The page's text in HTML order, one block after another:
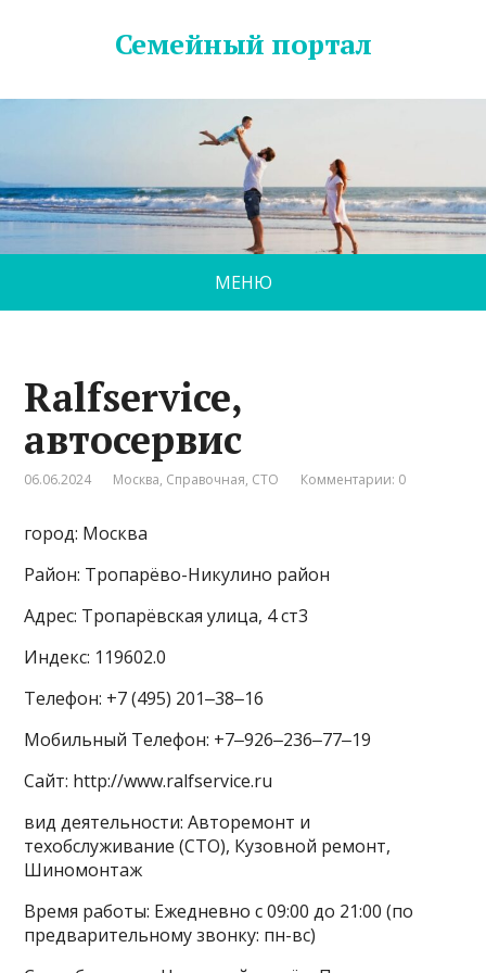
Семейный портал
МЕНЮ
Ralfservice,
автосервис
06.06.2024 Москва, Справочная, СТО Комментарии: 0
город: Москва
Район: Тропарёво-Никулино район
Адрес: Тропарёвская улица, 4 ст3
Индекс: 119602.0
Телефон: +7 (495) 201‒38‒16
Мобильный Телефон: +7‒926‒236‒77‒19
Сайт: http://www.ralfservice.ru
вид деятельности: Авторемонт и
техобслуживание (СТО), Кузовной ремонт,
Шиномонтаж
Время работы: Ежедневно с 09:00 до 21:00 (по
предварительному звонку: пн-вс)